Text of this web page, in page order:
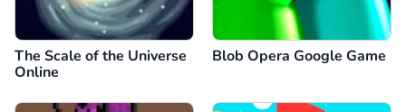
The Scale of the Universe
Online
Blob Opera Google Game